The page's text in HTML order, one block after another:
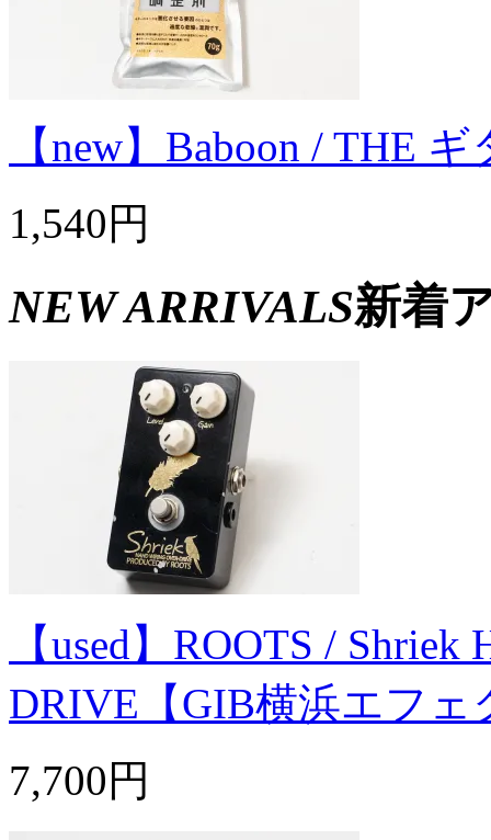
【new】Baboon / THE
1,540円
NEW ARRIVALS新着
【used】ROOTS /
DRIVE【GIB横浜エフェ
7,700円